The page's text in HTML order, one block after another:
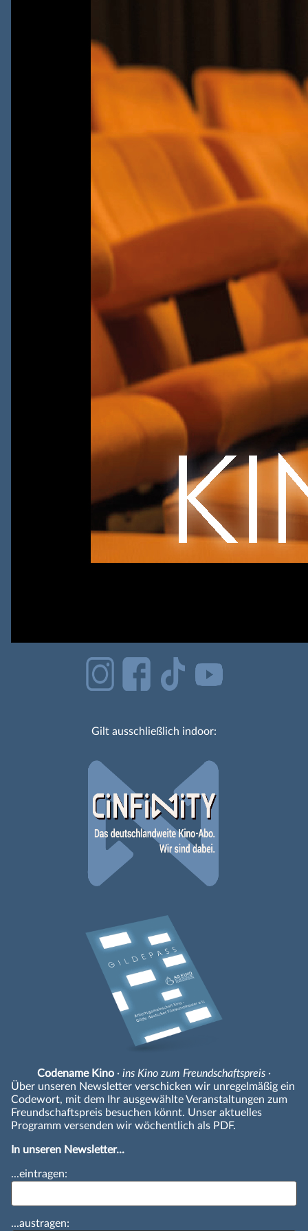
Gilt ausschließlich indoor:
Codename Kino · ins Kino zum Freundschaftspreis ·
Über unseren Newsletter verschicken wir unregelmäßig ein
Codewort, mit dem Ihr ausgewählte Veranstaltungen zum
Freundschaftspreis besuchen könnt. Unser aktuelles
Programm versenden wir wöchentlich als PDF.
In unseren Newsletter...
...eintragen:
...austragen: